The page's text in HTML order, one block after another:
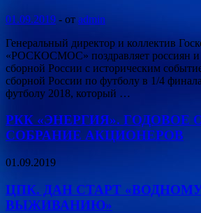
01.09.2019 - от admin
Генеральный директор и коллектив
«РОСКОСМОС» поздравляет россиян и
сборной России с историческим
сборной России по футболу в 1/4
футболу 2018, который …
РКК «ЭНЕРГИЯ». ГОДОВОЕ
СОБРАНИЕ АКЦИОНЕРОВ
01.09.2019
ЦПК. ДАН СТАРТ
ВЫЖИВАНИЮ»